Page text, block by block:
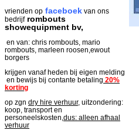
vrienden op faceboek van ons
bedrijfrombouts
showequipment bv,
en van: chris rombouts, mario
rombouts, marleen roosen,ewout
borgers
krijgen vanaf heden bij eigen melding
en bewijs bij contante betaling 20%
korting
op zgn dry hire verhuur, uitzondering:
koop, transport en
personeelskosten, dus: alleen afhaal
verhuur